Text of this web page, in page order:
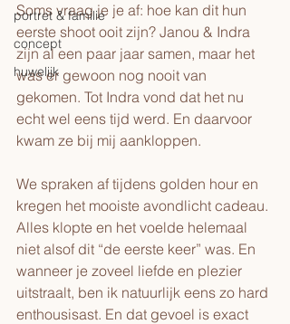
portret & familie
concept
huwelijk
Soms vraag je je af: hoe kan dit hun
eerste shoot ooit zijn? Janou & Indra
zijn al een paar jaar samen, maar het
was er gewoon nog nooit van
gekomen. Tot Indra vond dat het nu
echt wel eens tijd werd. En daarvoor
kwam ze bij mij aankloppen.
We spraken af tijdens golden hour en
kregen het mooiste avondlicht cadeau.
Alles klopte en het voelde helemaal
niet alsof dit “de eerste keer” was. En
wanneer je zoveel liefde en plezier
uitstraalt, ben ik natuurlijk eens zo hard
enthousisast. En dat gevoel is exact